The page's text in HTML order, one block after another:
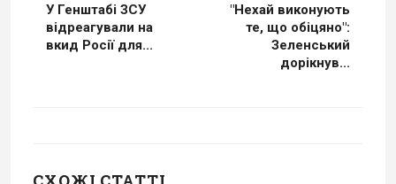
У Генштабі ЗСУ
відреагували на
вкид Росії для...
"Нехай виконують
те, що обіцяно":
Зеленський
дорікнув...